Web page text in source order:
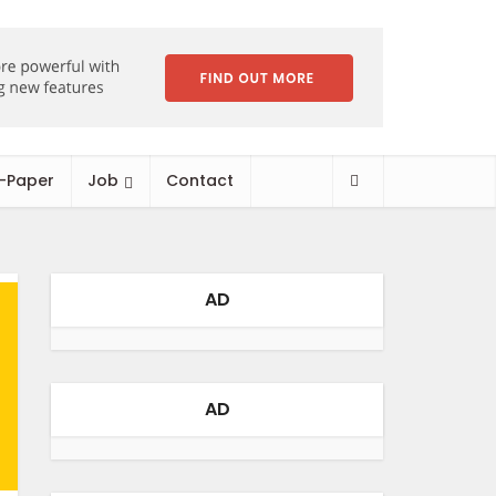
Paper Job Contact
AD
AD